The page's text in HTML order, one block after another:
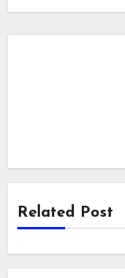
Related Post